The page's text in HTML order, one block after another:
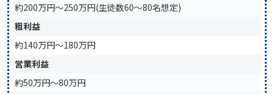
約200万円〜250万円(生徒数60〜80名想定)
粗利益
約140万円〜180万円
営業利益
約50万円〜80万円